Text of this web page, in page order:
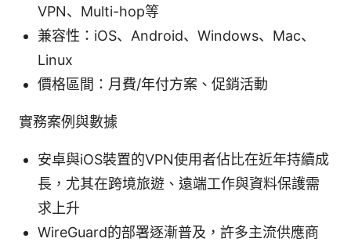
VPN、Multi-hop等
兼容性：iOS、Android、Windows、Mac、
Linux
價格區間：月費/年付方案、促銷活動
實務案例與數據
安卓與iOS裝置的VPN使用者佔比在近年持續成
長，尤其在跨境旅遊、遠端工作與資料保護需
求上升
WireGuard的部署逐漸普及，許多主流供應商